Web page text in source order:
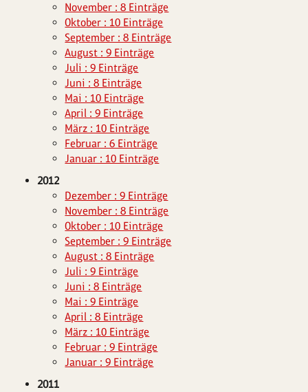
November : 8 Einträge
Oktober : 10 Einträge
September : 8 Einträge
August : 9 Einträge
Juli : 9 Einträge
Juni : 8 Einträge
Mai : 10 Einträge
April : 9 Einträge
März : 10 Einträge
Februar : 6 Einträge
Januar : 10 Einträge
2012
Dezember : 9 Einträge
November : 8 Einträge
Oktober : 10 Einträge
September : 9 Einträge
August : 8 Einträge
Juli : 9 Einträge
Juni : 8 Einträge
Mai : 9 Einträge
April : 8 Einträge
März : 10 Einträge
Februar : 9 Einträge
Januar : 9 Einträge
2011